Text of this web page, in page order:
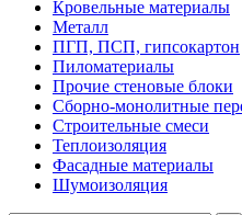
Кровельные материалы
Металл
ПГП, ПСП, гипсокартон
Пиломатериалы
Прочие стеновые блоки
Сборно-монолитные
Строительные смеси
Теплоизоляция
Фасадные материалы
Шумоизоляция